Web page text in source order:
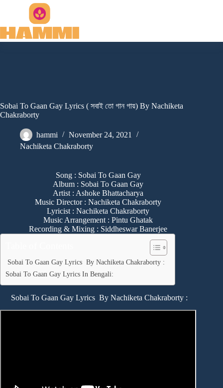
Sobai To Gaan Gay Lyrics ( সবাই তো গান গায়) By Nachiketa
Chakraborty
hammi
November 24, 2021
Nachiketa Chakraborty
Song : Sobai To Gaan Gay
Album : Sobai To Gaan Gay
Artist : Ashoke Bhattacharya
Music Director : Nachiketa Chakraborty
Lyricist : Nachiketa Chakraborty
Music Arrangement : Pintu Ghatak
Recording & Mixing : Siddheswar Banerjee
Sobai To Gaan Gay Lyrics By Nachiketa Chakraborty :
Sobai To Gaan Gay Lyrics In Bengali:
Sobai To Gaan Gay Lyrics By Nachiketa Chakraborty :